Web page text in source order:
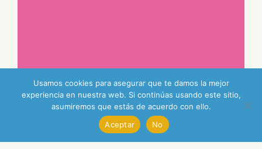
Usamos cookies para asegurar que te damos la mejor
experiencia en nuestra web. Si continúas usando este sitio,
asumiremos que estás de acuerdo con ello.
Aceptar
No